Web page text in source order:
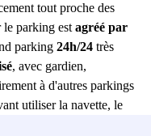
tout proche des
le parking est agréé par
parking 24h/24 très
, avec gardien,
à d'autres parkings
utiliser la navette, le